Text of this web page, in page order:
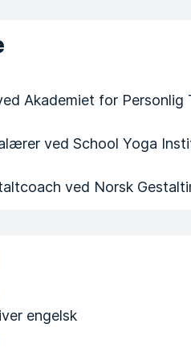
Akademiet for Personlig
ved School Yoga
ved Norsk
engelsk